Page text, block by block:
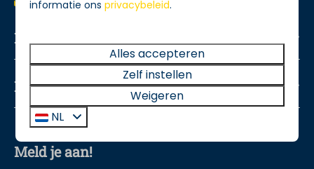
Navigatie
Informatie
Meld je aan!
informatie onsprivacybeleid.
Alles accepteren
Zelf instellen
Weigeren
NL